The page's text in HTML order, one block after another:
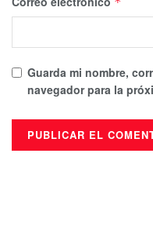
Guarda mi nombre,
navegador para la